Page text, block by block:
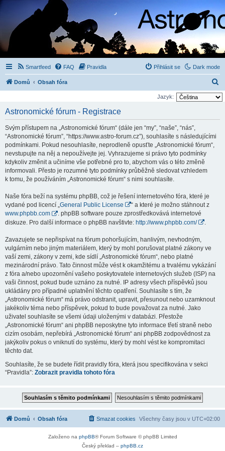
Dark mode
Smartfeed FAQ Pravidla Přihlásit se
Domů Obsah fóra
l
Jazyk:
Astronomické fórum - Registrace
Svým přístupem na „Astronomické fórum“ (dále jen “my”, “naše”, “nás”,
“Astronomické fórum”, “https://www.astro-forum.cz”), souhlasíte s následujícími
podmínkami. Pokud nesouhlasíte, neprodleně opusťte „Astronomické fórum“,
nevstupujte na něj a nepoužívejte jej. Vyhrazujeme si právo tyto podmínky
kdykoliv změnit a učiníme vše potřebné pro to, abychom vás o této změně
informovali. Přesto je rozumné tyto podmínky průběžně sledovat vzhledem
k tomu, že používáním „Astronomické fórum“ s nimi souhlasíte.
Naše fóra beží na systému phpBB, což je řešení internetového fóra, které je
vydané pod licencí „General Public License
“ a které je možno stáhnout z
www.phpbb.com
. phpBB software pouze zprostředkovává internetové
diskuze. Pro další informace o phpBB navštivte: http://www.phpbb.com/
Zavazujete se nepřispívat na fórum pohoršujícím, hanlivým, nevhodným,
vulgárním nebo jiným materiálem, který by mohl porušovat platné zákony ve
vaší zemi, zákony v zemi, kde sídlí „Astronomické fórum“, nebo platné
mezinárodní právo. Tato činnost může vést k okamžitému a trvalému vykázání
z fóra a/nebo upozornění vašeho poskytovatele internetových služeb (ISP) na
vaši činnost, pokud bude uznáno za nutné. IP adresy všech příspěvků jsou
ukládány pro případné uplatnění těchto opatření. Souhlasíte s tím, že
„Astronomické fórum“ má právo odstranit, upravit, přesunout nebo uzamknout
jakékoliv téma nebo příspěvek, pokud to bude považovat za nutné. Jako
uživatel souhlasíte se všemi údaji uloženými v databázi. Přestože
„Astronomické fórum“ ani phpBB neposkytne tyto informace třetí straně nebo
cizím osobám, nepřebírá „Astronomické fórum“ ani phpBB zodpovědnost za
jakýkoliv pokus o vniknutí do systému, který by mohl vést ke kompromitaci
těchto dat.
Souhlasíte, že se budete řídit pravidly fóra, která jsou specifikována v sekci
“Pravidla”: Zobrazit pravidla tohoto fóra
Domů Obsah fóra Všechny časy jsou v UTC+02:00
Smazat cookies
Založeno na phpBB® Forum Software © phpBB Limited
Český překlad – phpBB.cz